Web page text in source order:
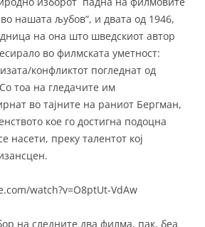
нашата љубов“, и двата од 1946,
на она што шведскиот автор
во филмската уметност:
конфликтот погледнат од
тоа на гледачите им
во тајните на раниот Бергман,
кое го достигна подоцна
насети, преку талентот кој
watch?v=O8ptUt-VdAw
на следните два филма, пак, беа